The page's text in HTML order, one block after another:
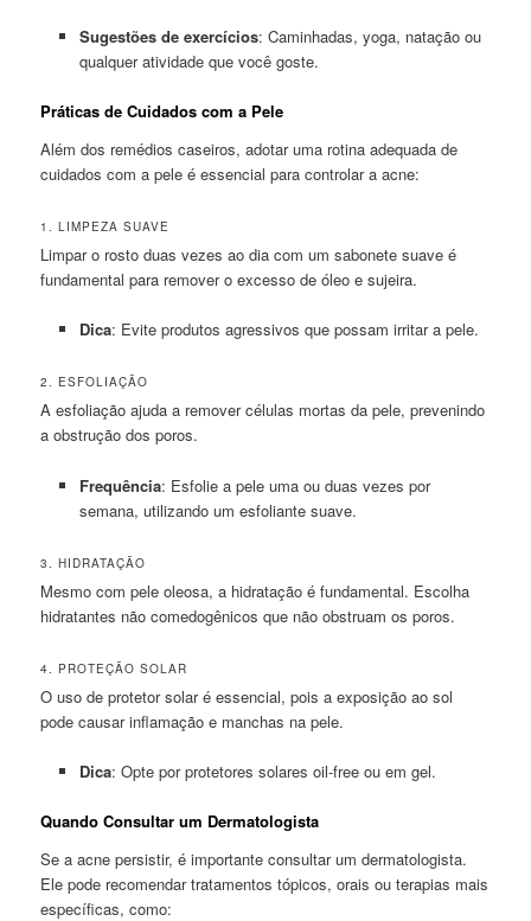
Sugestões de exercícios: Caminhadas, yoga, natação ou
qualquer atividade que você goste.
Práticas de Cuidados com a Pele
Além dos remédios caseiros, adotar uma rotina adequada de
cuidados com a pele é essencial para controlar a acne:
1. LIMPEZA SUAVE
Limpar o rosto duas vezes ao dia com um sabonete suave é
fundamental para remover o excesso de óleo e sujeira.
Dica: Evite produtos agressivos que possam irritar a pele.
2. ESFOLIAÇÃO
A esfoliação ajuda a remover células mortas da pele, prevenindo
a obstrução dos poros.
Frequência: Esfolie a pele uma ou duas vezes por
semana, utilizando um esfoliante suave.
3. HIDRATAÇÃO
Mesmo com pele oleosa, a hidratação é fundamental. Escolha
hidratantes não comedogênicos que não obstruam os poros.
4. PROTEÇÃO SOLAR
O uso de protetor solar é essencial, pois a exposição ao sol
pode causar inflamação e manchas na pele.
Dica: Opte por protetores solares oil-free ou em gel.
Quando Consultar um Dermatologista
Se a acne persistir, é importante consultar um dermatologista.
Ele pode recomendar tratamentos tópicos, orais ou terapias mais
específicas, como: